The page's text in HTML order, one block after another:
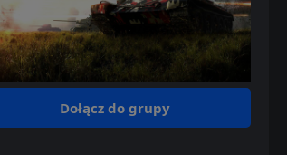
Dołącz do grupy